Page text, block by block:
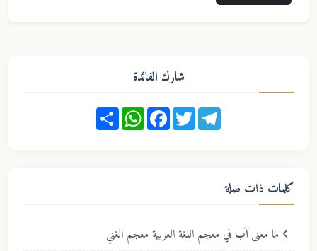
شارك الفائدة
Share
WhatsAppFacebookTwitterTelegram
كلمات ذات صلة
ما معنىآب في معجم اللغة العربية معجم الغني